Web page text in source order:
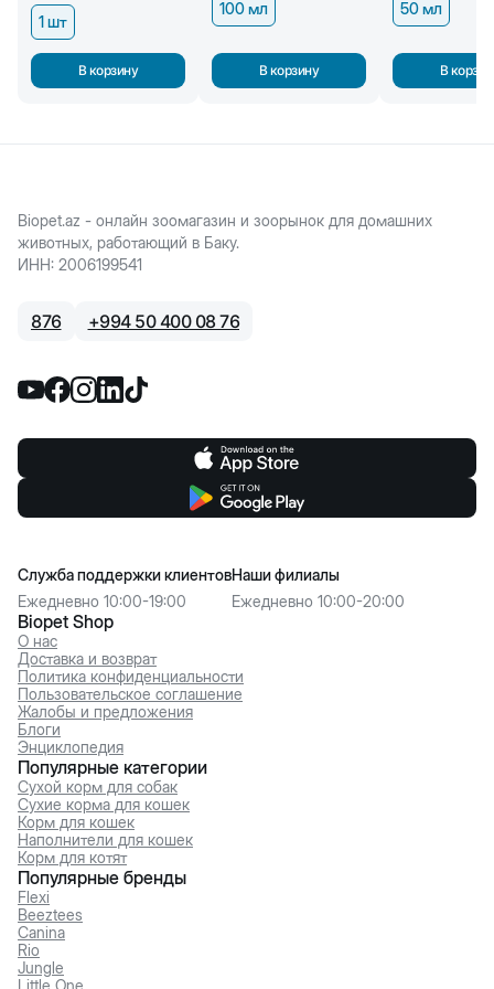
1 шт
В корзину
100 мл
В корзину
50 мл
В
Biopet.az - онлайн зоомагазин и зоорынок для домашних
животных, работающий в Баку.
ИНН: 2006199541
876 +994 50 400 08 76
Biopet Shop
О нас
Доставка и возврат
Политика конфиденциальности
Пользовательское соглашение
Жалобы и предложения
Блоги
Энциклопедия
Служба поддержки клиентов
Ежедневно 10:00-19:00
Наши филиалы
Ежедневно 10:00-20:00
Популярные категории
Сухой корм для собак
Сухие корма для кошек
Корм для кошек
Наполнители для кошек
Корм для котят
Популярные бренды
Flexi
Beeztees
Canina
Rio
Jungle
Little One